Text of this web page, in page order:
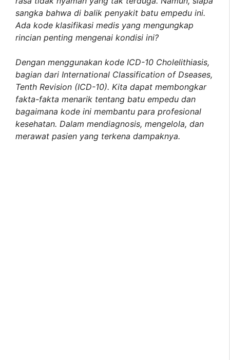
sangka bahwa di balik penyakit batu empedu ini.
Ada kode klasifikasi medis yang mengungkap
rincian penting mengenai kondisi ini?
Dengan menggunakan kode ICD-10 Cholelithiasis,
bagian dari International Classification of Dseases,
Tenth Revision (ICD-10). Kita dapat membongkar
fakta-fakta menarik tentang batu empedu dan
bagaimana kode ini membantu para profesional
kesehatan. Dalam mendiagnosis, mengelola, dan
merawat pasien yang terkena dampaknya.